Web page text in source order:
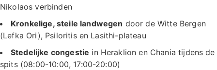
Nikolaos verbinden
Kronkelige, steile landwegen door de Witte Bergen
(Lefka Ori), Psiloritis en Lasithi-plateau
Stedelijke congestie in Heraklion en Chania tijdens de
spits (08:00-10:00, 17:00-20:00)